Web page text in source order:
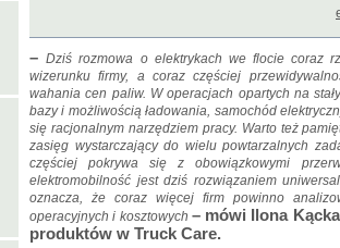
–Dziś rozmowa o elektrykach we flocie coraz
wizerunku firmy, a coraz częściej
wahania cen paliw. W operacjach opartych na
bazy i możliwością ładowania, samochód
się racjonalnym narzędziem pracy. Warto też
zasięg wystarczający do wielu powtarzalnych
częściej pokrywa się z obowiązkowymi
elektromobilność jest dziś rozwiązaniem
oznacza, że coraz więcej firm powinno
operacyjnych i kosztowych – mówi Ilona
produktów w Truck Care.